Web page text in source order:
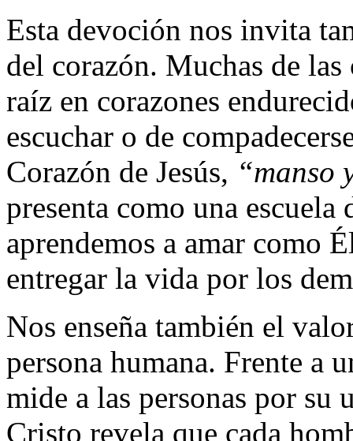
Esta devoción nos invita
del corazón. Muchas de
raíz en corazones
escuchar o de
Corazón de Jesús, “manso
presenta como una
aprendemos a amar como
entregar la vida por los
Nos enseña también el
persona humana. Frente a
mide a las personas por
Cristo revela que cada